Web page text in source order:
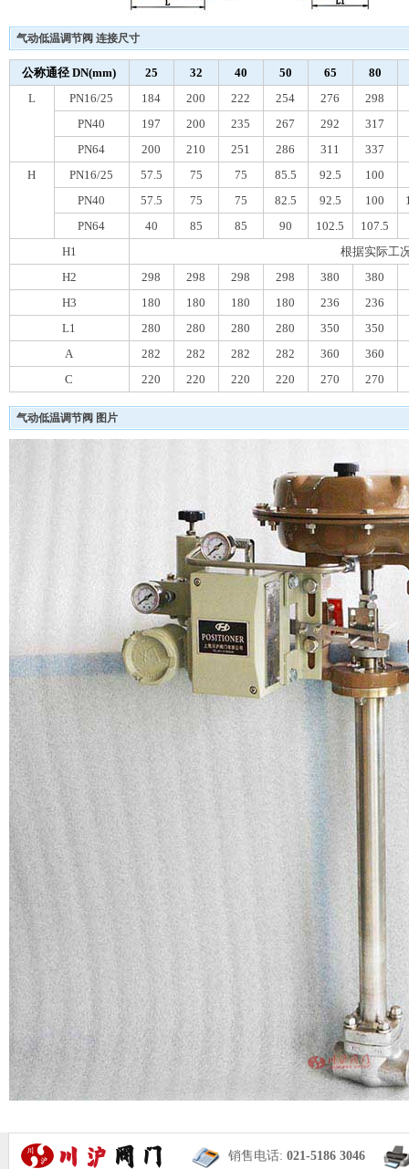
气动低温调节阀 连接尺寸
公称通径 DN(mm) 25 32 40 50 65
80
L
PN16/25 184 200 222 254 276
298
PN40
197 200 235 267 292
317
PN64
200 210 251 286 311
337
H
PN16/25 57.5 75 75 85.5 92.5
100
PN40
57.5 75 75 82.5 92.5 100
PN64
40 85 85 90 102.5
107.5
H1
根据实际工
H2
298 298 298 298 380
380
H3
180 180 180 180 236
236
L1
280 280 280 280 350
350
A
282 282 282 282 360
360
C
220 220 220 220 270 270
气动低温调节阀 图片
销售电话: 021-5186 3046